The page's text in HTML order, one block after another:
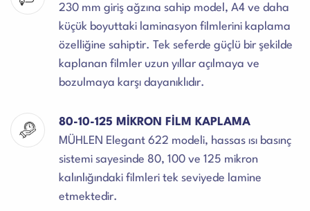
230 mm giriş ağzına sahip model, A4 ve daha
küçük boyuttaki laminasyon filmlerini kaplama
özelliğine sahiptir. Tek seferde güçlü bir şekilde
kaplanan filmler uzun yıllar açılmaya ve
bozulmaya karşı dayanıklıdır.
80-10-125 MİKRON FİLM KAPLAMA
MÜHLEN Elegant 622 modeli, hassas ısı basınç
sistemi sayesinde 80, 100 ve 125 mikron
kalınlığındaki filmleri tek seviyede lamine
etmektedir.